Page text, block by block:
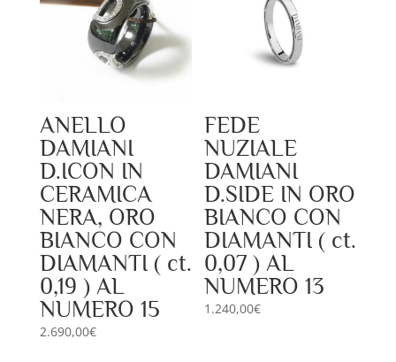
ANELLO
DAMIANI
D.ICON IN
CERAMICA
NERA, ORO
BIANCO CON
DIAMANTI ( ct.
0,19 ) AL
NUMERO 15
2.690,00€
FEDE
NUZIALE
DAMIANI
D.SIDE IN ORO
BIANCO CON
DIAMANTI ( ct.
0,07 ) AL
NUMERO 13
1.240,00€